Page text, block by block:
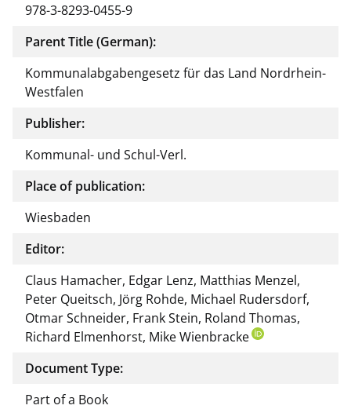
978-3-8293-0455-9
Parent Title (German):
Kommunalabgabengesetz für das Land Nordrhein-
Westfalen
Publisher:
Kommunal- und Schul-Verl.
Place of publication:
Wiesbaden
Editor:
Claus Hamacher, Edgar Lenz, Matthias Menzel,
Peter Queitsch, Jörg Rohde, Michael Rudersdorf,
Otmar Schneider, Frank Stein, Roland Thomas,
Richard Elmenhorst, Mike Wienbracke
Document Type:
Part of a Book